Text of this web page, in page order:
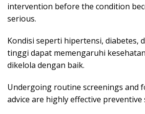
intervention before the condition
serious.
Kondisi seperti hipertensi, diabetes,
tinggi dapat memengaruhi
dikelola dengan baik.
Undergoing routine screenings and
advice are highly effective preventive